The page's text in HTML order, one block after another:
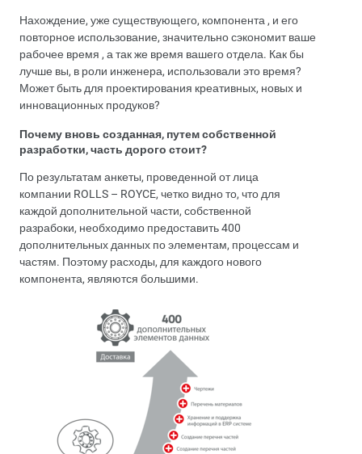
Нахождение, уже существующего, компонента , и его
повторное использование, значительно сэкономит ваше
рабочее время , а так же время вашего отдела. Как бы
лучше вы, в роли инженера, использовали это время?
Может быть для проектирования креативных, новых и
инновационных продуков?
Почему вновь созданная, путем собственной
разработки, часть дорого стоит?
По результатам анкеты, проведенной от лица
компании ROLLS – ROYCE, четко видно то, что для
каждой дополнительной части, собственной
разрабоки, необходимо предоставить 400
дополнительных данных по элементам, процессам и
частям. Поэтому расходы, для каждого нового
компонента, являются большими.